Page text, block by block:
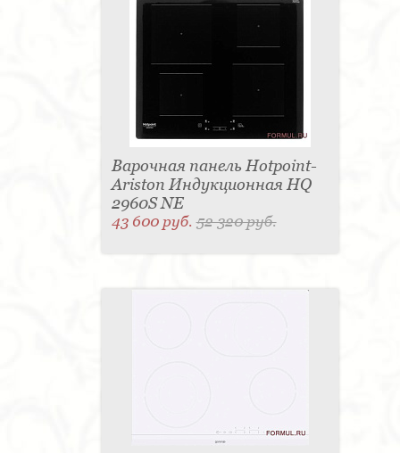
Варочная панель Hotpoint-
Ariston Индукционная HQ
2960S NE
43 600 руб.52 320 руб.